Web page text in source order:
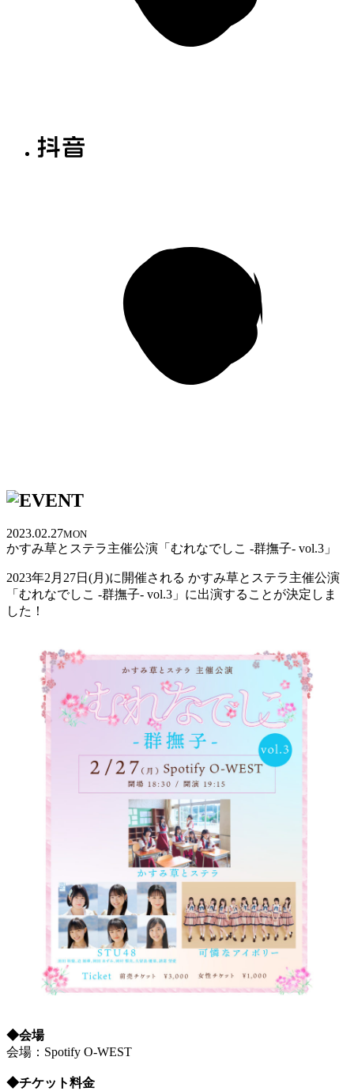
2023.02.27MON
かすみ草とステラ主催公演「むれなでしこ -群撫子- vol.3」
2023年2月27日(月)に開催される かすみ草とステラ主催公演
「むれなでしこ -群撫子- vol.3」に出演することが決定しま
した！
◆会場
会場：Spotify O-WEST
◆チケット料金